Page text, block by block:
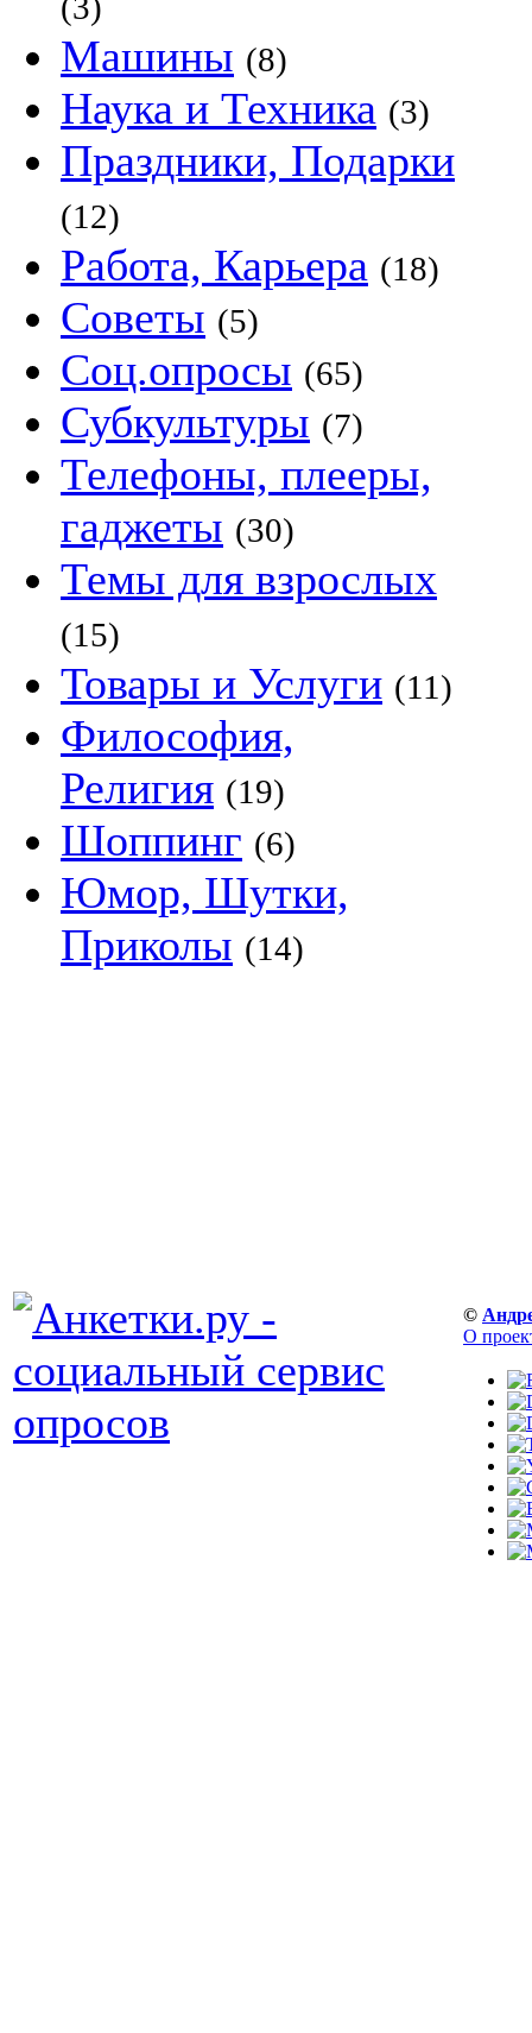
Машины (8)
Наука и Техника (3)
Праздники, Подарки
(12)
Работа, Карьера (18)
Советы (5)
Соц.опросы (65)
Субкультуры (7)
Телефоны, плееры,
гаджеты (30)
Темы для взрослых
(15)
Товары и Услуги (11)
Философия,
Религия (19)
Шоппинг (6)
Юмор, Шутки,
Приколы (14)
©
О